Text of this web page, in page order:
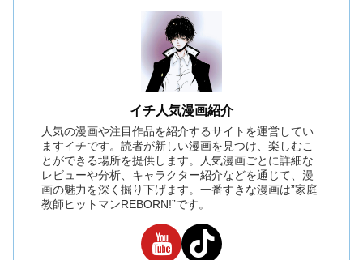
イチ人気漫画紹介
人気の漫画や注目作品を紹介するサイトを運営してい
ますイチです。読者が新しい漫画を見つけ、楽しむこ
とができる場所を提供します。人気漫画ごとに詳細な
レビューや分析、キャラクター紹介などを通じて、漫
画の魅力を深く掘り下げます。一番すきな漫画は”家庭
教師ヒットマンREBORN!”です。